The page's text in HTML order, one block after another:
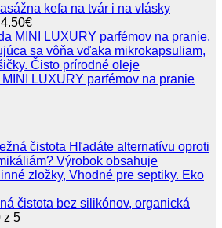
kefa na tvár i na vlásky
4.50€Price
range:
2.50€
through
4.50€
LUXURY parfémov na pranie
čistota bez silikónov, organická
z 5